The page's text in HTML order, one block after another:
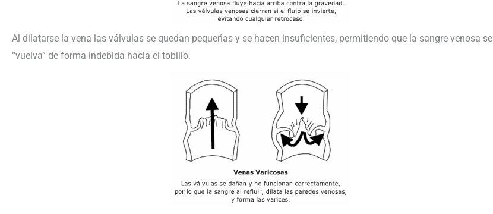
Al dilatarse la vena las válvulas se quedan pequeñas y se hacen insuficientes, permitiendo que la sangre venosa se
“vuelva” de forma indebida hacia el tobillo.